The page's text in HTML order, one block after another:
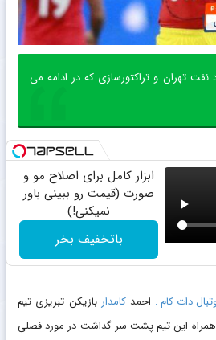
تهران و تراکتورسازی که در ادامه می
ابزار کامل برای اصلاح مو و
صورت (قیمت رو ببینی باور
نمیکنی!)
باتخفیف بخر
دات کام : احمدکامدار بازیکن تبریزی تیم
این تیم پشت سر گذاشت در مورد فصلی